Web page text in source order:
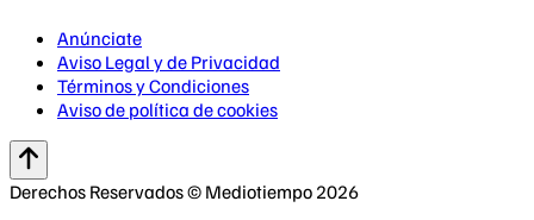
Anúnciate
Aviso Legal y de Privacidad
Términos y Condiciones
Aviso de política de cookies
Derechos Reservados © Mediotiempo 2026